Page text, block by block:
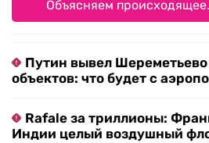
Объясняем происходящее.
Путин вывел Шереметьево
объектов: что будет с
Rafale за триллионы:
Индии целый воздушный